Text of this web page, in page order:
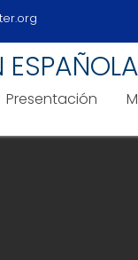
Presentación